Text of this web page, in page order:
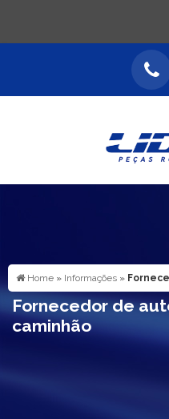
Home » Informações »
Fornecedor de
caminhão